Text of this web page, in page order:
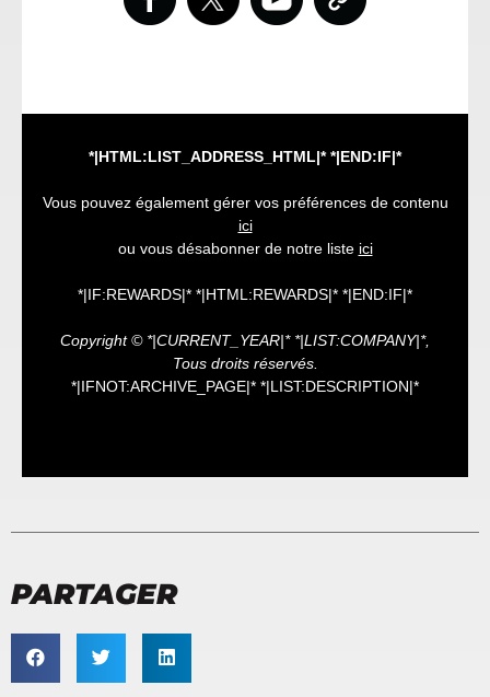
*|HTML:LIST_ADDRESS_HTML|* *|END:IF|*
Vous pouvez également gérer vos préférences de contenu
ici
ou vous désabonner de notre liste ici
*|IF:REWARDS|* *|HTML:REWARDS|* *|END:IF|*
Copyright © *|CURRENT_YEAR|* *|LIST:COMPANY|*,
Tous droits réservés.
*|IFNOT:ARCHIVE_PAGE|* *|LIST:DESCRIPTION|*
PARTAGER